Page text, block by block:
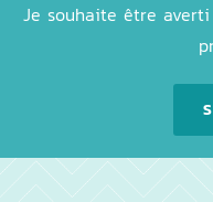
Je souhaite être